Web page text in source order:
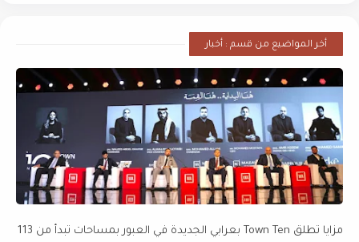
أخر المواضيع من قسم : أخبار
مزايا تطلق Town Ten بعرابي الجديدة في العبور بمساحات تبدأ من 113